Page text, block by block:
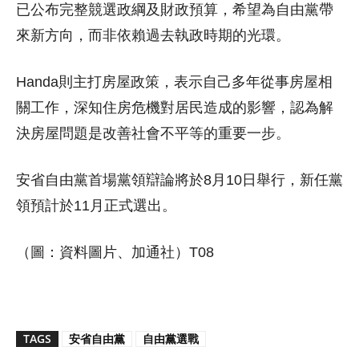
已公布完整競選政綱及財政預算，希望為自由黨帶
來新方向，而非依賴過去執政時期的光環。
Handa則主打房屋政策，表示自己多年從事房屋相
關工作，深知住房危機對居民造成的影響，認為解
決房屋問題是改善社會不平等的重要一步。
安省自由黨首場黨領辯論將於8月10日舉行，新任黨
領預計於11月正式選出。
（圖：資料圖片、加通社）T08
TAGS 安省自由黨 自由黨選戰